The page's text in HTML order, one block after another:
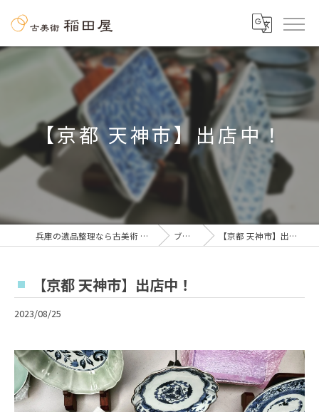
【京都 天神市】出店中！
兵庫の遺品整理なら古美術 稲田屋 ブログ 【京都 天神市】出店中！
【京都 天神市】出店中！
2023/08/25